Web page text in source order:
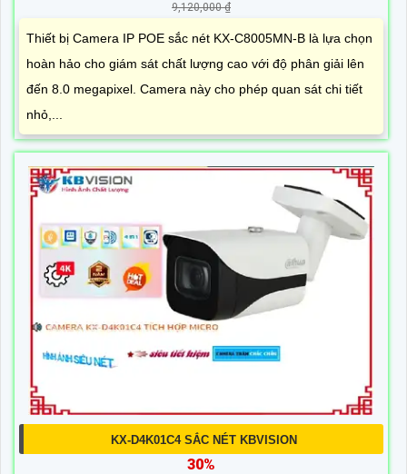
9,120,000 ₫
Thiết bị Camera IP POE sắc nét KX-C8005MN-B là lựa chọn
hoàn hảo cho giám sát chất lượng cao với độ phân giải lên
đến 8.0 megapixel. Camera này cho phép quan sát chi tiết
nhỏ,...
KX-D4K01C4 SẮC NÉT KBVISION
30%